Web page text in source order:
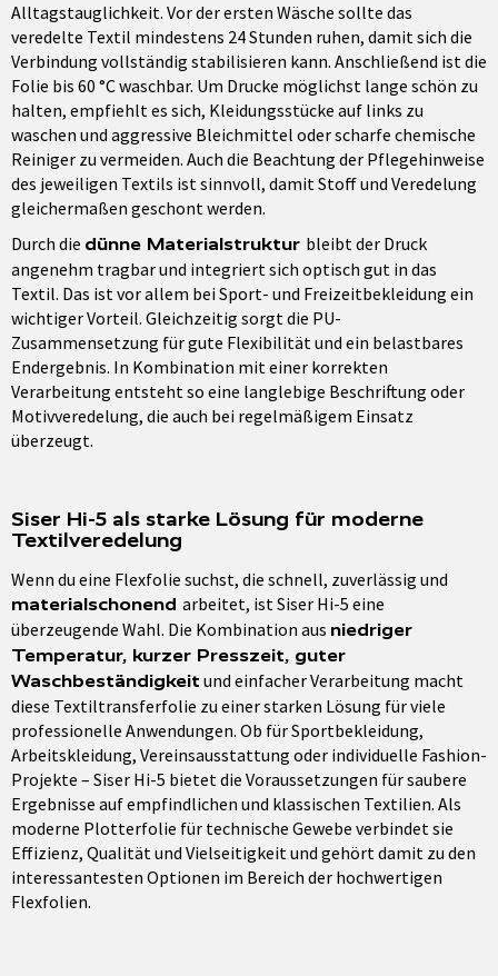
Alltagstauglichkeit. Vor der ersten Wäsche sollte das
veredelte Textil mindestens 24 Stunden ruhen, damit sich die
Verbindung vollständig stabilisieren kann. Anschließend ist die
Folie bis 60 °C waschbar. Um Drucke möglichst lange schön zu
halten, empfiehlt es sich, Kleidungsstücke auf links zu
waschen und aggressive Bleichmittel oder scharfe chemische
Reiniger zu vermeiden. Auch die Beachtung der Pflegehinweise
des jeweiligen Textils ist sinnvoll, damit Stoff und Veredelung
gleichermaßen geschont werden.
Durch die dünne Materialstruktur bleibt der Druck
angenehm tragbar und integriert sich optisch gut in das
Textil. Das ist vor allem bei Sport- und Freizeitbekleidung ein
wichtiger Vorteil. Gleichzeitig sorgt die PU-
Zusammensetzung für gute Flexibilität und ein belastbares
Endergebnis. In Kombination mit einer korrekten
Verarbeitung entsteht so eine langlebige Beschriftung oder
Motivveredelung, die auch bei regelmäßigem Einsatz
überzeugt.
Siser Hi-5 als starke Lösung für moderne
Textilveredelung
Wenn du eine Flexfolie suchst, die schnell, zuverlässig und
materialschonend arbeitet, ist Siser Hi-5 eine
überzeugende Wahl. Die Kombination aus niedriger
Temperatur, kurzer Presszeit, guter
Waschbeständigkeit und einfacher Verarbeitung macht
diese Textiltransferfolie zu einer starken Lösung für viele
professionelle Anwendungen. Ob für Sportbekleidung,
Arbeitskleidung, Vereinsausstattung oder individuelle Fashion-
Projekte – Siser Hi-5 bietet die Voraussetzungen für saubere
Ergebnisse auf empfindlichen und klassischen Textilien. Als
moderne Plotterfolie für technische Gewebe verbindet sie
Effizienz, Qualität und Vielseitigkeit und gehört damit zu den
interessantesten Optionen im Bereich der hochwertigen
Flexfolien.